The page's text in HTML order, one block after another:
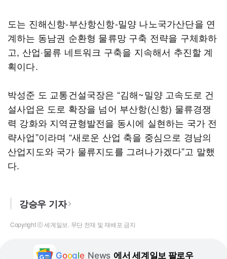
도는 진해신항-부산항신항-밀양 나노국가산단을 연
계하는 동남권 순환형 물류망 구축 전략을 구체화하
고, 산업·물류 네트워크 구축을 지속해서 추진할 계
획이다.
박성준 도 교통건설국장은 “김해~밀양 고속도로 건
설사업은 도로 확장을 넘어 부산항(신항) 물류경쟁
력 강화와 지역균형발전을 동시에 실현하는 국가 전
략사업”이라며 “새로운 산업 축을 중심으로 경남의
산업지도와 국가 물류지도를 그려나가겠다”고 말했
다.
강승우 기자
Copyright ⓒ 세계일보. 무단 전재 및 재배포 금지
Google News 에서 세계일보 팔로우